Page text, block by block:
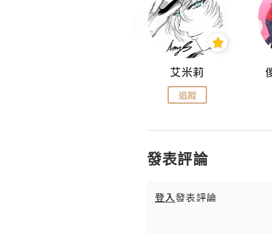
艾米莉
追蹤
發表評論
登入發表評論